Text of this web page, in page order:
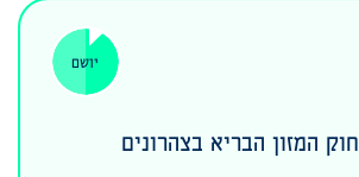
יושם
חוק המזון הבריא בצהרונים